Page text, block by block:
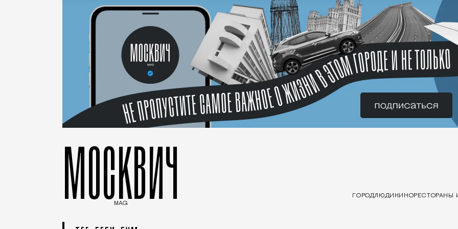
МОСКВИЧ
MAG
ГОРОДЛЮДИ КИНОРЕСТОРАНЫ